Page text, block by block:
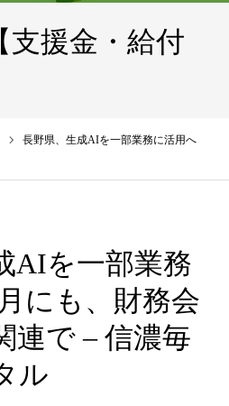
支援金・給付
長野県、生成AIを一部業務に活用へ
AIを一部業務
にも、財務会
連で – 信濃毎
ル